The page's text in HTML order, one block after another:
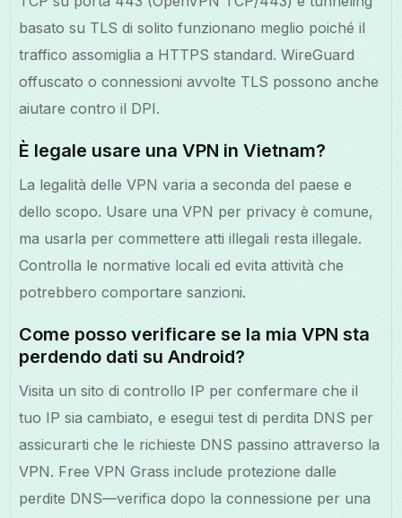
basato su TLS di solito funzionano meglio poiché il
traffico assomiglia a HTTPS standard. WireGuard
offuscato o connessioni avvolte TLS possono anche
aiutare contro il DPI.
È legale usare una VPN in Vietnam?
La legalità delle VPN varia a seconda del paese e
dello scopo. Usare una VPN per privacy è comune,
ma usarla per commettere atti illegali resta illegale.
Controlla le normative locali ed evita attività che
potrebbero comportare sanzioni.
Come posso verificare se la mia VPN sta
perdendo dati su Android?
Visita un sito di controllo IP per confermare che il
tuo IP sia cambiato, e esegui test di perdita DNS per
assicurarti che le richieste DNS passino attraverso la
VPN. Free VPN Grass include protezione dalle
perdite DNS—verifica dopo la connessione per una